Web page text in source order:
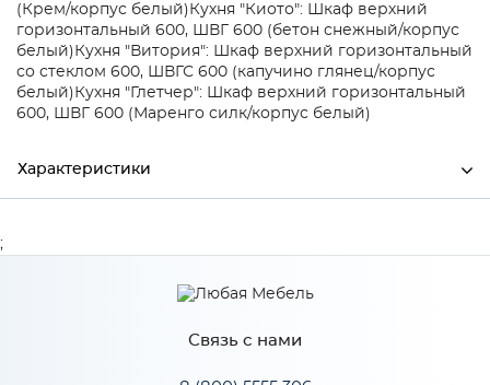
(Крем/корпус белый) Кухня "Киото": Шкаф верхний
горизонтальный 600, ШВГ 600 (бетон снежный/корпус
белый) Кухня "Витория": Шкаф верхний горизонтальный
со стеклом 600, ШВГС 600 (капучино глянец/корпус
белый) Кухня "Глетчер": Шкаф верхний горизонтальный
600, ШВГ 600 (Маренго силк/корпус белый)
Характеристики
Связь с нами
;